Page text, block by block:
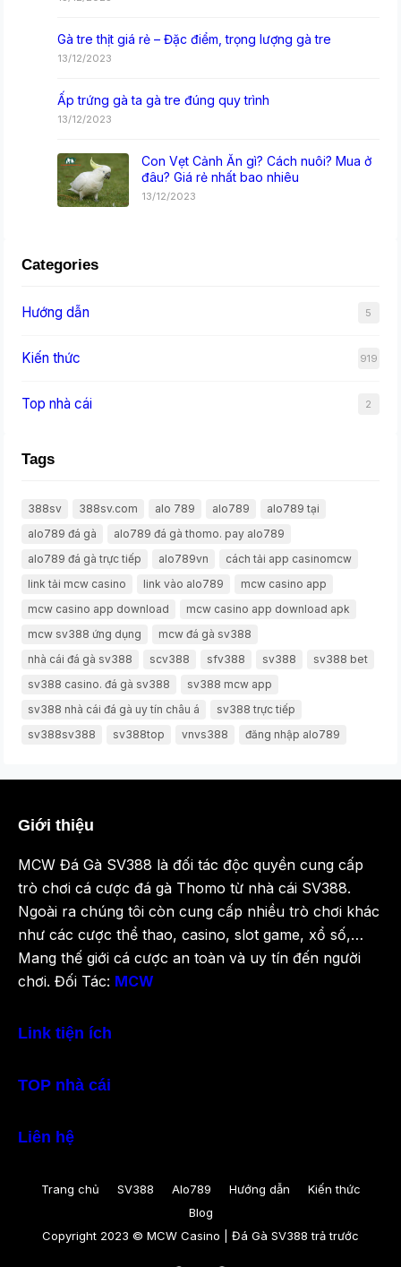
Gà tre thịt giá rẻ – Đặc điểm, trọng lượng gà tre
13/12/2023
Ấp trứng gà ta gà tre đúng quy trình
13/12/2023
Con Vẹt Cảnh Ăn gì? Cách nuôi? Mua ở
đâu? Giá rẻ nhất bao nhiêu
13/12/2023
Categories
Hướng dẫn 5
Kiến thức 919
Top nhà cái 2
Tags
388sv 388sv.com alo 789 alo789
alo789 tại
alo789 đá gà
alo789 đá gà thomo. pay alo789
alo789 đá gà trực tiếp
alo789vn
cách tải app casinomcw
link tải mcw casino
link vào alo789
mcw casino app
mcw casino app download
mcw casino app download apk
mcw sv388 ứng dụng
mcw đá gà sv388
nhà cái đá gà sv388
scv388 sfv388 sv388
sv388 bet
sv388 casino. đá gà sv388
sv388 mcw app
sv388 nhà cái đá gà uy tín châu á
sv388 trực tiếp
sv388sv388
sv388top vnvs388 đăng nhập alo789
Giới thiệu
MCW Đá Gà SV388 là đối tác độc quyền cung cấp
trò chơi cá cược đá gà Thomo từ nhà cái SV388.
Ngoài ra chúng tôi còn cung cấp nhiều trò chơi khác
như các cược thể thao, casino, slot game, xổ số,…
Mang thế giới cá cược an toàn và uy tín đến người
chơi. Đối Tác: MCW
Link tiện ích
TOP nhà cái
Liên hệ
Trang chủ SV388 Alo789 Hướng dẫn
Kiến thức
Blog
Copyright 2023 © MCW Casino | Đá Gà SV388 trả trước